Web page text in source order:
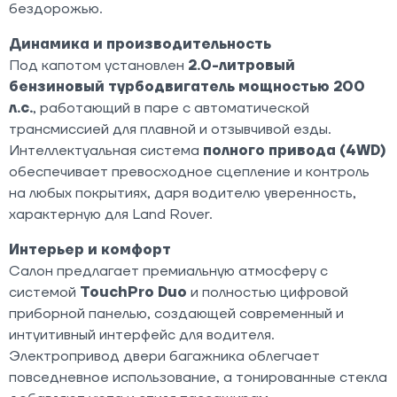
бездорожью.
Динамика и производительность
Под капотом установлен 2.0-литровый
бензиновый турбодвигатель мощностью 200
л.с., работающий в паре с автоматической
трансмиссией для плавной и отзывчивой езды.
Интеллектуальная система полного привода (4WD)
обеспечивает превосходное сцепление и контроль
на любых покрытиях, даря водителю уверенность,
характерную для Land Rover.
Интерьер и комфорт
Салон предлагает премиальную атмосферу с
системой TouchPro Duo и полностью цифровой
приборной панелью, создающей современный и
интуитивный интерфейс для водителя.
Электропривод двери багажника облегчает
повседневное использование, а тонированные стекла